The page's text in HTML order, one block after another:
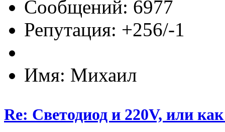
Сообщений: 6977
Репутация: +256/-1
Имя: Михаил
Re: Светодиод и 220V, или